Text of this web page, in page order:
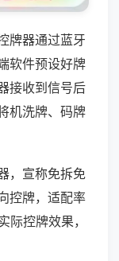
牌器通过蓝牙
软件预设好牌
接收到信号后
机洗牌、码牌
，宣称免拆免
控牌，适配率
际控牌效果，